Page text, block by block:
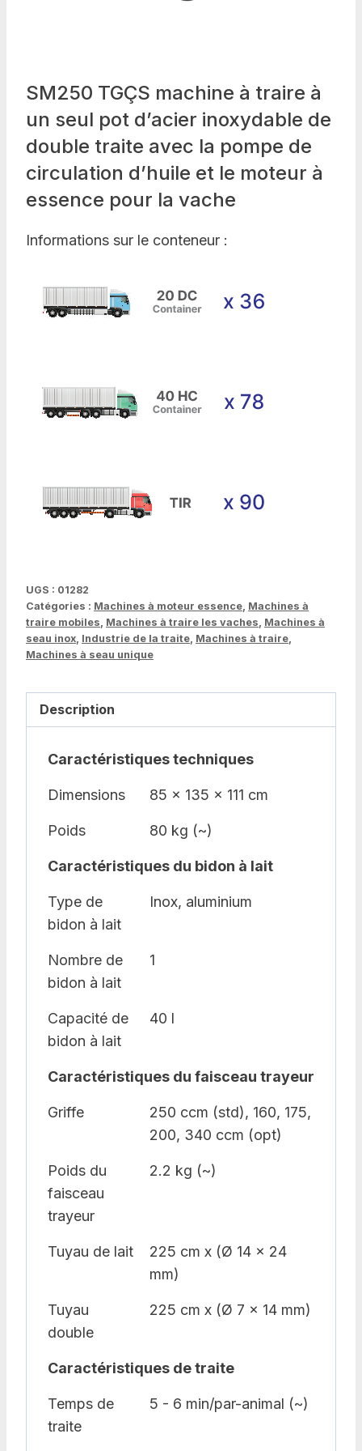
SM250 TGÇS machine à traire à
un seul pot d’acier inoxydable de
double traite avec la pompe de
circulation d’huile et le moteur à
essence pour la vache
Informations sur le conteneur :
UGS : 01282
Catégories : Machines à moteur essence, Machines à
traire mobiles, Machines à traire les vaches, Machines à
seau inox, Industrie de la traite, Machines à traire,
Machines à seau unique
Description
Caractéristiques techniques
Dimensions 85 x 135 x 111 cm
Poids 80 kg (~)
Caractéristiques du bidon à lait
Type de
bidon à lait
Inox, aluminium
Nombre de
bidon à lait
1
Capacité de
bidon à lait
40 l
Caractéristiques du faisceau trayeur
Griffe
250 ccm (std), 160, 175,
200, 340 ccm (opt)
Poids du
faisceau
trayeur
2.2 kg (~)
Tuyau de lait
225 cm x (Ø 14 x 24
mm)
Tuyau
double
225 cm x (Ø 7 x 14 mm)
Caractéristiques de traite
Temps de
traite
5 - 6 min/par-animal (~)